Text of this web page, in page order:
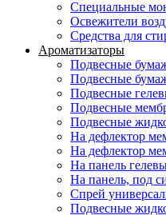
Специальные
Освежители
Средства для
Ароматизаторы
Подвесные
Подвесные
Подвесные
Подвесные
Подвесные
На дефлектор
На дефлектор
На панель
На панель, под
Спрей
Подвесные